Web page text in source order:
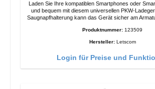
Laden Sie Ihre kompatiblen Smartphones oder
und bequem mit diesem universellen PKW-Ladegerät auf. Dank der
Saugnapfhalterung kann das Gerät sicher am Armaturenbrett befestigt
Produktnummer: 123509
Hersteller: Letscom
Login für Preise und